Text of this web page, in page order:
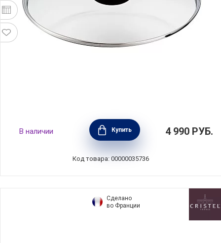
Крышка стеклянная ESSENTIAL 24 см, BEKA,
Бельгия, 100876
В наличии Купить 4 990 РУБ.
Код товара: 00000035736
Сделано
во Франции